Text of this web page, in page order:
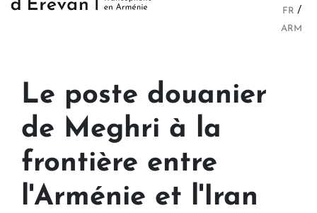
FR
ARM
Le poste douanier
de Meghri à la
frontière entre
l'Arménie et l'Iran